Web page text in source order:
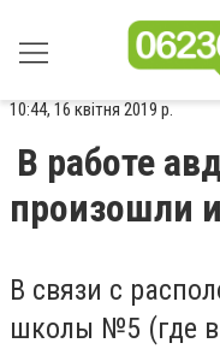
10:44, 16 квітня 2019 р.
В работе
произошли
В связи с
школы №5 (где